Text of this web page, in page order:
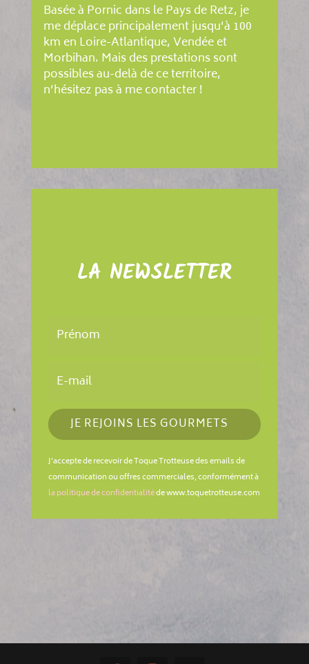
Basée à Pornic dans le Pays de Retz, je
me déplace principalement jusqu'à 100
km en Loire-Atlantique, Vendée et
Morbihan. Mais des prestations sont
possibles au-delà de ce territoire,
n’hésitez pas à me contacter !
LA NEWSLETTER
JE REJOINS LES GOURMETS
J'accepte de recevoir de Toque Trotteuse des emails de
communication ou offres commerciales, conformément à
la politique de confidentialitéde www.toquetrotteuse.com